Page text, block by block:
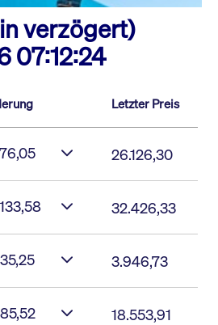
verzögert)
07:12:24
Letzter Preis
26.126,30
32.426,33
3.946,73
18.553,91